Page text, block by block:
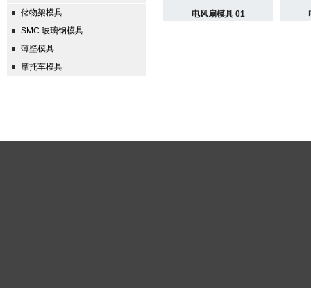
储物架模具
SMC 玻璃钢模具
薄壁模具
摩托车模具
电风扇模具 01